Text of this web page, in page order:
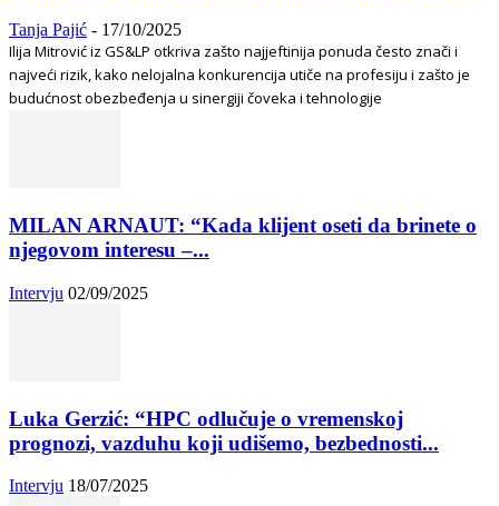
Tanja Pajić - 17/10/2025
Ilija Mitrović iz GS&LP otkriva zašto najjeftinija ponuda često znači i
najveći rizik, kako nelojalna konkurencija utiče na profesiju i zašto je
budućnost obezbeđenja u sinergiji čoveka i tehnologije
MILAN ARNAUT: “Kada klijent oseti da brinete o
njegovom interesu –...
Intervju 02/09/2025
Luka Gerzić: “HPC odlučuje o vremenskoj
prognozi, vazduhu koji udišemo, bezbednosti...
Intervju 18/07/2025